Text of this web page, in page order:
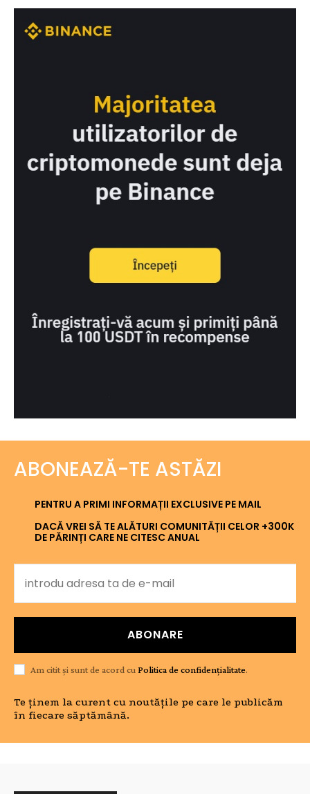
ABONEAZĂ-TE ASTĂZI
PENTRU A PRIMI INFORMAȚII EXCLUSIVE PE MAIL
DACĂ VREI SĂ TE ALĂTURI COMUNITĂȚII CELOR +300K
DE PĂRINȚI CARE NE CITESC ANUAL
ABONARE
Am citit și sunt de acord cu Politica de confidențialitate.
Te ținem la curent cu noutățile pe care le publicăm
în fiecare săptămână.